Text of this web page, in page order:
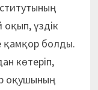
оқып, үздік
қамқор болды.
көтеріп,
оқушының